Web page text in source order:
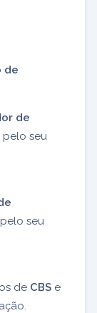
de
de
pelo seu
seu
de CBS e